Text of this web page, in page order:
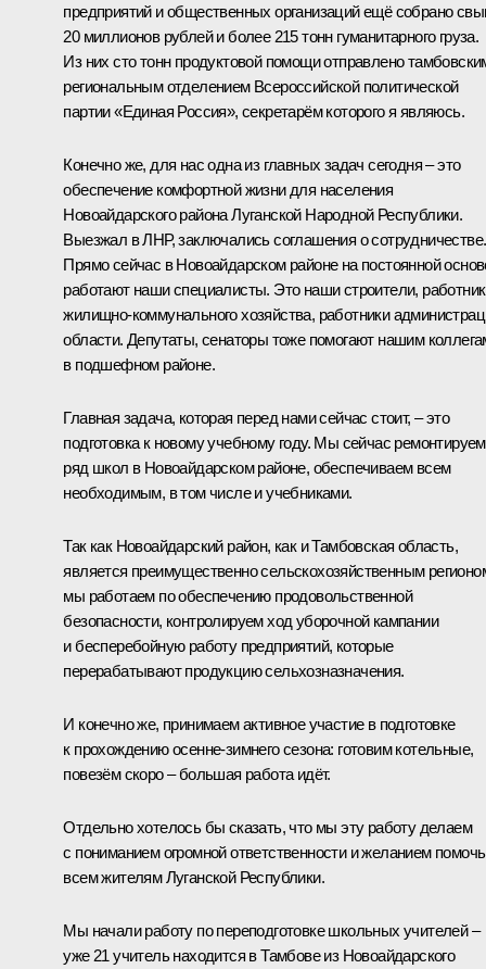
предприятий и общественных организаций ещё собрано
20 миллионов рублей и более 215 тонн гуманитарного груза.
Из них сто тонн продуктовой помощи отправлено
региональным отделением Всероссийской политической
партии «Единая Россия», секретарём которого я являюсь.
Конечно же, для нас одна из главных задач сегодня – это
обеспечение комфортной жизни для населения
Новоайдарского района Луганской Народной Республики.
Выезжал в ЛНР, заключались соглашения о сотрудничестве.
Прямо сейчас в Новоайдарском районе на постоянной
работают наши специалисты. Это наши строители,
жилищно-коммунального хозяйства, работники
области. Депутаты, сенаторы тоже помогают нашим
в подшефном районе.
Главная задача, которая перед нами сейчас стоит, – это
подготовка к новому учебному году. Мы сейчас ремонтируем
ряд школ в Новоайдарском районе, обеспечиваем всем
необходимым, в том числе и учебниками.
Так как Новоайдарский район, как и Тамбовская область,
является преимущественно сельскохозяйственным
мы работаем по обеспечению продовольственной
безопасности, контролируем ход уборочной кампании
и бесперебойную работу предприятий, которые
перерабатывают продукцию сельхозназначения.
И конечно же, принимаем активное участие в подготовке
к прохождению осенне-зимнего сезона: готовим котельные,
повезём скоро – большая работа идёт.
Отдельно хотелось бы сказать, что мы эту работу делаем
с пониманием огромной ответственности и желанием помочь
всем жителям Луганской Республики.
Мы начали работу по переподготовке школьных учителей –
уже 21 учитель находится в Тамбове из Новоайдарского